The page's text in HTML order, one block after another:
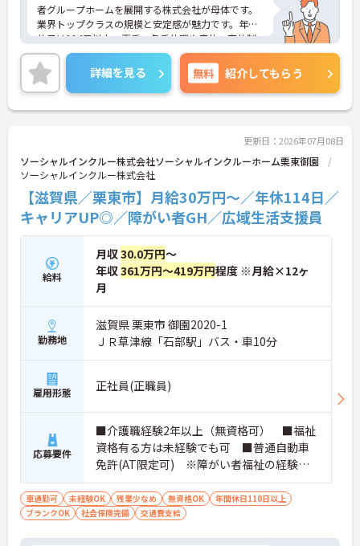
者グループホームを展開する株式会社が母体です。
業界トップクラスの規模と安定感が魅力です。年間
休日は114日以上、夏季・冬季休暇や産休・育休制
度もしっかり整っており、プライベートとの両立も
可能。これまでのご経験を活かし、新しいキャリア
を築きたい方、ぜひご応募ください。20代から60代
まで、幅広い年代の方が活躍できる職場です。ご興
味のある方は詳細等をお伝えしますので、お気軽に
詳細を見る 無料 紹介してもらう
更新日：2026年07月08日
ソーシャルインクルー株式会社ソーシャルインクルーホーム栗東御園
ソーシャルインクルー株式会社
【滋賀県／栗東市】月給30万円～／年休114日／
キャリアUP◎／障がい者GH／広域生活支援員
給料
月収30.0万円～
年収361万円～419万円程度 ※月給×12ヶ
月
勤務地
滋賀県 栗東市 御園2020-1
ＪＲ草津線「石部駅」バス・車10分
雇用形態 正社員(正職員)
応募要件
■介護職経験2年以上（無資格可） ■福祉
資格有る方は未経験でも可 ■普通自動車
免許(AT限定可) ※障がい者福祉の経験は
不問です。※実務経験2年以上の方、障がい
者福祉に関する経験をお持ちの方大歓迎
車通勤可 未経験OK 残業少なめ 無資格OK
年間休日110日以上
ブランクOK
社会保険完備 交通費支給